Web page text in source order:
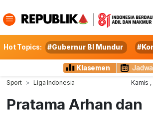
Hot Topics: #Gubernur BI Mundur
Klasemen Jadwal
Sport Liga Indonesia Kamis ,
Pratama Arhan dan